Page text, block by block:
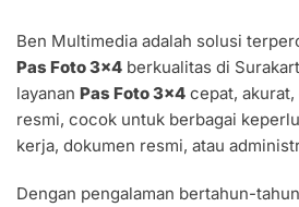
Ben Multimedia adalah solusi
Pas Foto 3×4 berkualitas di
layanan Pas Foto 3×4 cepat,
resmi, cocok untuk berbagai
kerja, dokumen resmi, atau
Dengan pengalaman bertahun-